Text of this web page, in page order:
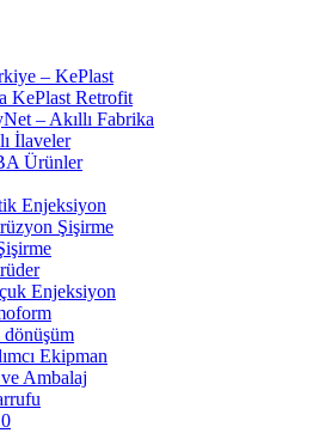
– KePlast
KePlast Retrofit
– Akıllı Fabrika
İlaveler
Ürünler
Enjeksiyon
Şişirme
Enjeksiyon
Ekipman
Ambalaj